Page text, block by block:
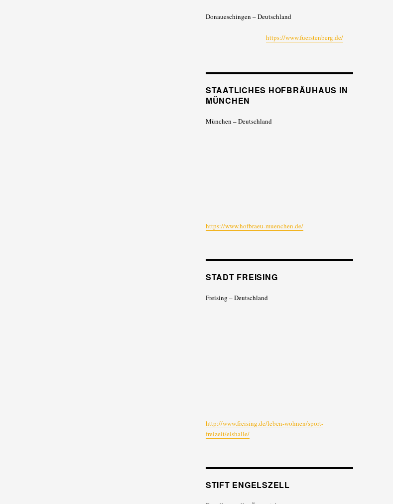
Donaueschingen – Deutschland
https://www.fuerstenberg.de/
STAATLICHES HOFBRÄUHAUS IN
MÜNCHEN
München – Deutschland
https://www.hofbraeu-muenchen.de/
STADT FREISING
Freising – Deutschland
http://www.freising.de/leben-wohnen/sport-
freizeit/eishalle/
STIFT ENGELSZELL